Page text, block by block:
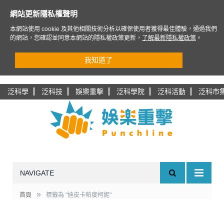
泛科學 泛科技 娛樂重擊 泛科學院 泛科活動 泛科市
NAVIGATE
首頁 » 標籤為 "迪皮卡帕度柯妮"
網站更新隱私權聲明
本網站使用 cookie 及其他相關技術分析以確保使用者獲得最佳體驗，通過我們
的網站，您確認並同意本網站的隱私權政策更新，
了解最新隱私權政策 。
我知道了